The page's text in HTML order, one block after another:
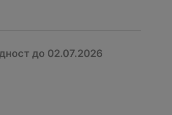
до 02.07.2026